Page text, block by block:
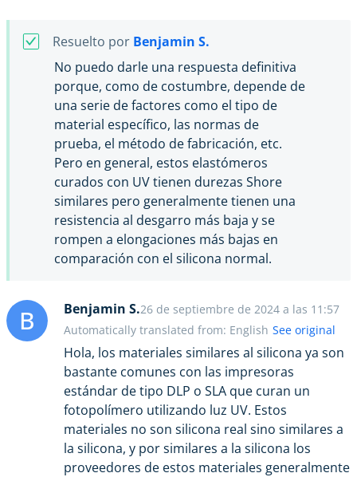
Resuelto por Benjamin S.
No puedo darle una respuesta definitiva
porque, como de costumbre, depende de
una serie de factores como el tipo de
material específico, las normas de
prueba, el método de fabricación, etc.
Pero en general, estos elastómeros
curados con UV tienen durezas Shore
similares pero generalmente tienen una
resistencia al desgarro más baja y se
rompen a elongaciones más bajas en
comparación con el silicona normal.
B Benjamin S.26 de septiembre de 2024 a las 11:57
Hola, los materiales similares al silicona ya son
bastante comunes con las impresoras
estándar de tipo DLP o SLA que curan un
fotopolímero utilizando luz UV. Estos
materiales no son silicona real sino similares a
la silicona, y por similares a la silicona los
proveedores de estos materiales generalmente
Automatically translated from: English See original